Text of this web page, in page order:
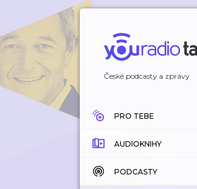
České podcasty a zprávy
PRO TEBE
AUDIOKNIHY
KATALOG
PODCASTY